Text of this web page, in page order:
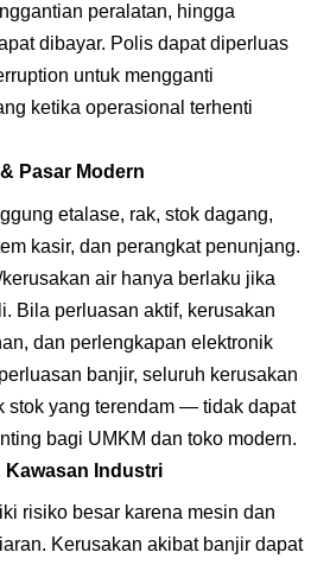
peralatan, hingga
dibayar. Polis dapat diperluas
untuk mengganti
ketika operasional terhenti
Pasar Modern
etalase, rak, stok dagang,
kasir, dan perangkat penunjang.
air hanya berlaku jika
Bila perluasan aktif, kerusakan
dan perlengkapan elektronik
banjir, seluruh kerusakan
stok yang terendam — tidak dapat
bagi UMKM dan toko modern.
Kawasan Industri
risiko besar karena mesin dan
Kerusakan akibat banjir dapat